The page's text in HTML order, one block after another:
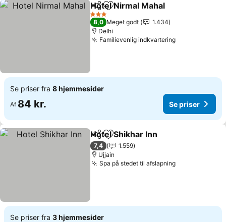
Del Føj til favoritter
Hotel Nirmal Mahal
3 Stjerner
8,0 Meget godt
1.434
Delhi
Familievenlig indkvartering
Se priser fra 8 hjemmesider
Af 84 kr. Se priser
Del Føj til favoritter
Hotel Shikhar Inn
7,4
1.559
Ujjain
Spa på stedet til afslapning
Se priser fra 3 hjemmesider